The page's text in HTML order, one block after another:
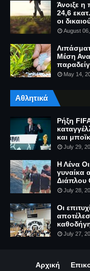
Άνοιξε η
24,6
οι
August
Μέση
May 14,
Αθλητικά
Ρήξη
και
July 29,
Η Λένα
γυναίκα
Διάπλου
July 28,
Οι
July 27,
Αρχική